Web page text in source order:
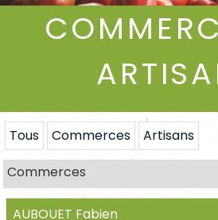
Tous Commerces Artisans
Commerces
AUBOUET Fabien